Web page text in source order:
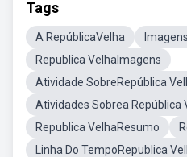
Tags
A RepúblicaVelha
Republica VelhaImagens
Atividade SobreRepública
Atividades Sobrea República
Republica VelhaResumo
Linha Do TempoRepublica